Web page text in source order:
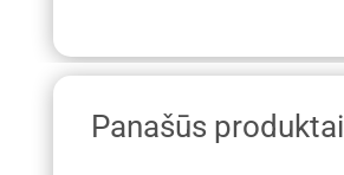
Panašūs produktai